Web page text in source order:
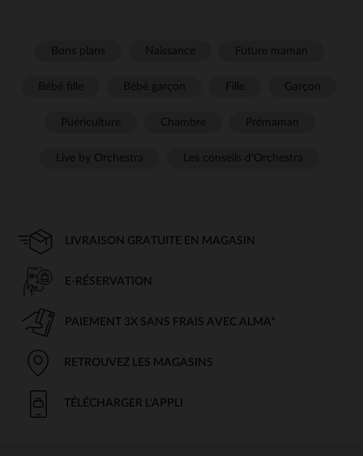
LIVRAISON GRATUITE EN MAGASIN
E-RÉSERVATION
PAIEMENT 3X SANS FRAIS AVEC ALMA*
RETROUVEZ LES MAGASINS
TÉLÉCHARGER L'APPLI